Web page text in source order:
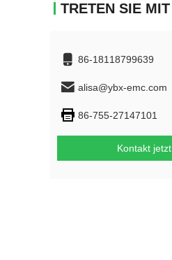
86-18118799639
alisa@ybx-emc.com
86-755-27147101
Kontakt jetzt